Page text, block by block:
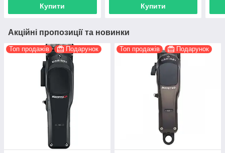
Купити Купити
Акційні пропозиції та новинки
Топ продажів Подарунок Топ продажів Подарунок